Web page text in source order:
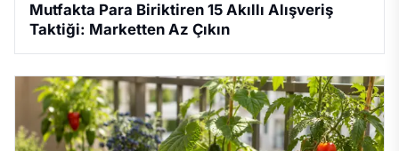
Mutfakta Para Biriktiren 15 Akıllı Alışveriş
Taktiği: Marketten Az Çıkın